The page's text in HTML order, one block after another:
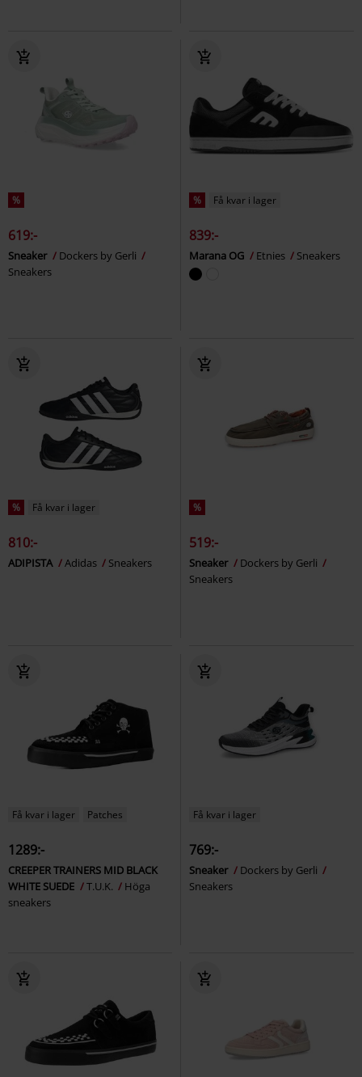
%
619:-
Sneaker
Dockers by Gerli
Sneakers
% Få kvar i lager
839:-
Marana OG Etnies Sneakers
% Få kvar i lager
810:-
ADIPISTA Adidas Sneakers
%
519:-
Sneaker
Dockers by Gerli
Sneakers
Få kvar i lager Patches
1289:-
CREEPER TRAINERS MID BLACK
WHITE SUEDE
T.U.K.
Höga
sneakers
Få kvar i lager
769:-
Sneaker
Dockers by Gerli
Sneakers